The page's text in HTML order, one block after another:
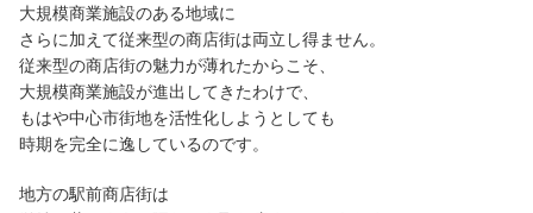
大規模商業施設のある地域に
さらに加えて従来型の商店街は両立し得ません。
従来型の商店街の魅力が薄れたからこそ、
大規模商業施設が進出してきたわけで、
もはや中心市街地を活性化しようとしても
時期を完全に逸しているのです。
地方の駅前商店街は